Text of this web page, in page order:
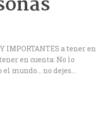
a tener en
en cuenta: No lo
el mundo… no dejes…